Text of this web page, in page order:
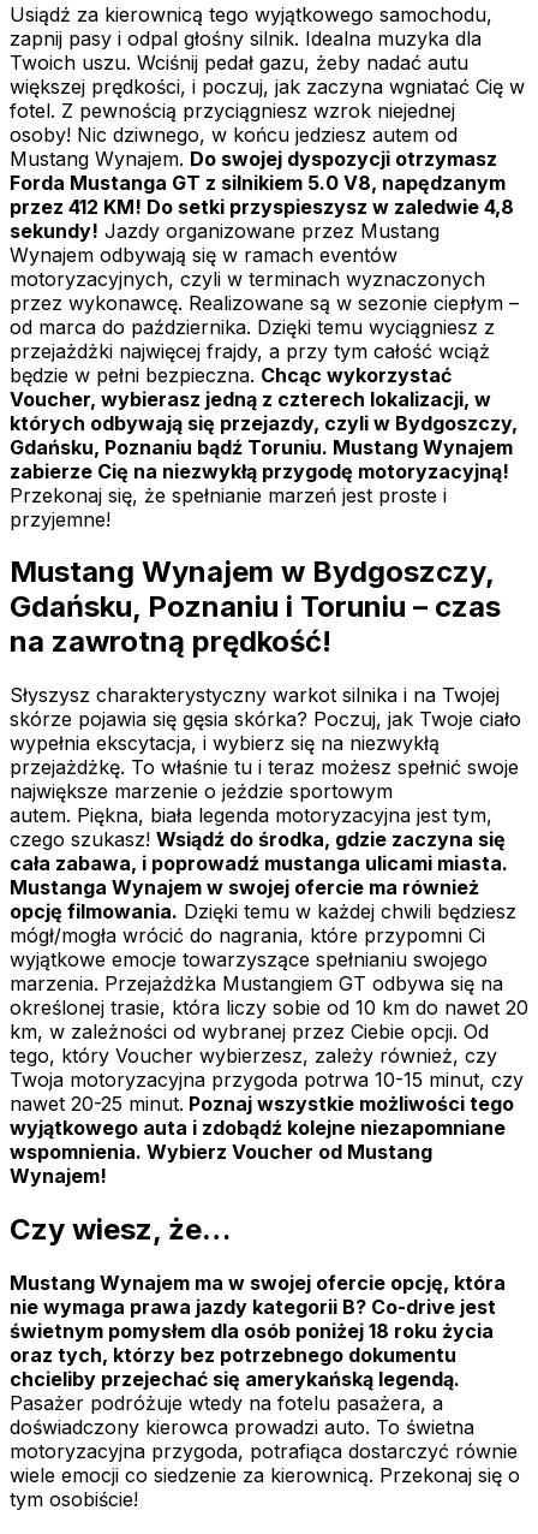
Usiądź za kierownicą tego wyjątkowego samochodu,
zapnij pasy i odpal głośny silnik. Idealna muzyka dla
Twoich uszu. Wciśnij pedał gazu, żeby nadać autu
większej prędkości, i poczuj, jak zaczyna wgniatać Cię w
fotel. Z pewnością przyciągniesz wzrok niejednej
osoby! Nic dziwnego, w końcu jedziesz autem od
Mustang Wynajem. Do swojej dyspozycji otrzymasz
Forda Mustanga GT z silnikiem 5.0 V8, napędzanym
przez 412 KM! Do setki przyspieszysz w zaledwie 4,8
sekundy! Jazdy organizowane przez Mustang
Wynajem odbywają się w ramach eventów
motoryzacyjnych, czyli w terminach wyznaczonych
przez wykonawcę. Realizowane są w sezonie ciepłym –
od marca do października. Dzięki temu wyciągniesz z
przejażdżki najwięcej frajdy, a przy tym całość wciąż
będzie w pełni bezpieczna. Chcąc wykorzystać
Voucher, wybierasz jedną z czterech lokalizacji, w
których odbywają się przejazdy, czyli w Bydgoszczy,
Gdańsku, Poznaniu bądź Toruniu. Mustang Wynajem
zabierze Cię na niezwykłą przygodę motoryzacyjną!
Przekonaj się, że spełnianie marzeń jest proste i
przyjemne!
Mustang Wynajem w Bydgoszczy,
Gdańsku, Poznaniu i Toruniu – czas
na zawrotną prędkość!
Słyszysz charakterystyczny warkot silnika i na Twojej
skórze pojawia się gęsia skórka? Poczuj, jak Twoje ciało
wypełnia ekscytacja, i wybierz się na niezwykłą
przejażdżkę. To właśnie tu i teraz możesz spełnić swoje
największe marzenie o jeździe sportowym
autem. Piękna, biała legenda motoryzacyjna jest tym,
czego szukasz! Wsiądź do środka, gdzie zaczyna się
cała zabawa, i poprowadź mustanga ulicami miasta.
Mustanga Wynajem w swojej ofercie ma również
opcję filmowania. Dzięki temu w każdej chwili będziesz
mógł/mogła wrócić do nagrania, które przypomni Ci
wyjątkowe emocje towarzyszące spełnianiu swojego
marzenia. Przejażdżka Mustangiem GT odbywa się na
określonej trasie, która liczy sobie od 10 km do nawet 20
km, w zależności od wybranej przez Ciebie opcji. Od
tego, który Voucher wybierzesz, zależy również, czy
Twoja motoryzacyjna przygoda potrwa 10-15 minut, czy
nawet 20-25 minut. Poznaj wszystkie możliwości tego
wyjątkowego auta i zdobądź kolejne niezapomniane
wspomnienia. Wybierz Voucher od Mustang
Wynajem!
Czy wiesz, że…
Mustang Wynajem ma w swojej ofercie opcję, która
nie wymaga prawa jazdy kategorii B? Co-drive jest
świetnym pomysłem dla osób poniżej 18 roku życia
oraz tych, którzy bez potrzebnego dokumentu
chcieliby przejechać się amerykańską legendą.
Pasażer podróżuje wtedy na fotelu pasażera, a
doświadczony kierowca prowadzi auto. To świetna
motoryzacyjna przygoda, potrafiąca dostarczyć równie
wiele emocji co siedzenie za kierownicą. Przekonaj się o
tym osobiście!